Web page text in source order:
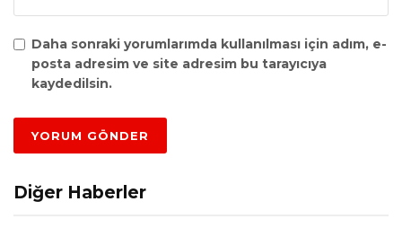
Daha sonraki yorumlarımda kullanılması için adım, e-
posta adresim ve site adresim bu tarayıcıya
kaydedilsin.
Diğer Haberler